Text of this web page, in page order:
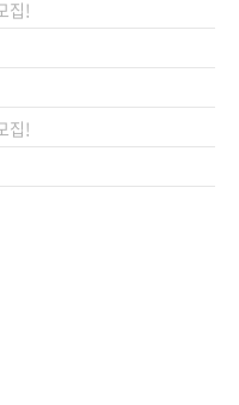
집!
집!